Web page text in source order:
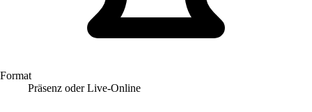
Format
Präsenz oder Live-Online